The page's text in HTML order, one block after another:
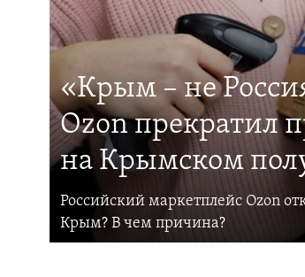
«Крым – не
Ozon прекратил
на Крымском
Российский маркетплейс Ozon
Крым? В чем причина?